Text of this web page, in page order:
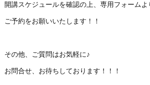
開講スケジュールを確認の上、専用フォームよ
ご予約をお願いいたします！！
その他、ご質問はお気軽に♪
お問合せ、お待ちしております！！！